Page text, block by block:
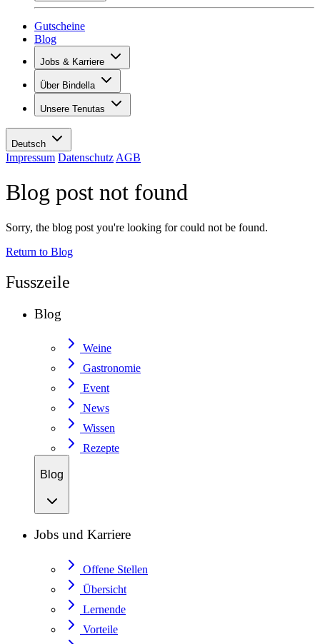
Weinwissen
Übersicht
Gipsen
Malern
Gutscheine
Blog
Jobs & Karriere
Übersicht
Offene Stellen
Ihre Vorteile
Werte
Über Bindella
Geschichte
Les Moby Dicks
Kontakte
Nachhaltigkeit
Unsere Tenutas
Deutsch
Impressum Datenschutz AGB
Blog post not found
Sorry, the blog post you're looking for could not be found.
Return to Blog
Fusszeile
Blog
Weine
Gastronomie
Event
News
Wissen
Rezepte
Blog
Jobs und Karriere
Offene Stellen
Übersicht
Lernende
Vorteile